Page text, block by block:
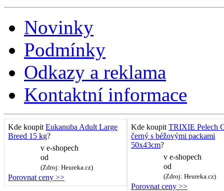
Novinky
Podmínky
Odkazy a reklama
Kontaktní informace
Kde koupit Eukanuba Adult Large
Breed 15 kg?
v e-shopech
od
(Zdroj: Heureka.cz)
Porovnat ceny >>
Kde koupit TRIXIE Pelech
černý s béžovými packami
50x43cm?
v e-shopech
od
(Zdroj: Heureka.cz)
Porovnat ceny >>